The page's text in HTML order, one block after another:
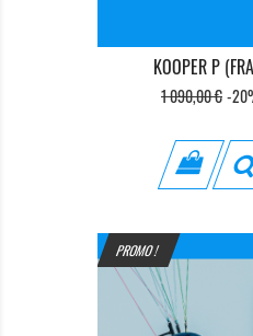
KOOPER P
Prix
base
1 090,00 €-
PROMO !